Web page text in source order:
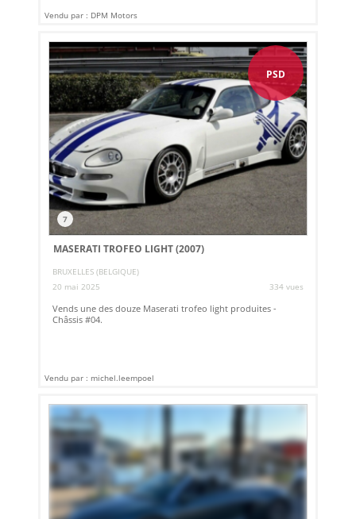
Vendu par : DPM Motors
PSD
7
MASERATI TROFEO LIGHT (2007)
BRUXELLES (BELGIQUE)
20 mai 2025
334 vues
Vends une des douze Maserati trofeo light produites -
Châssis #04.
Vendu par : michel.leempoel